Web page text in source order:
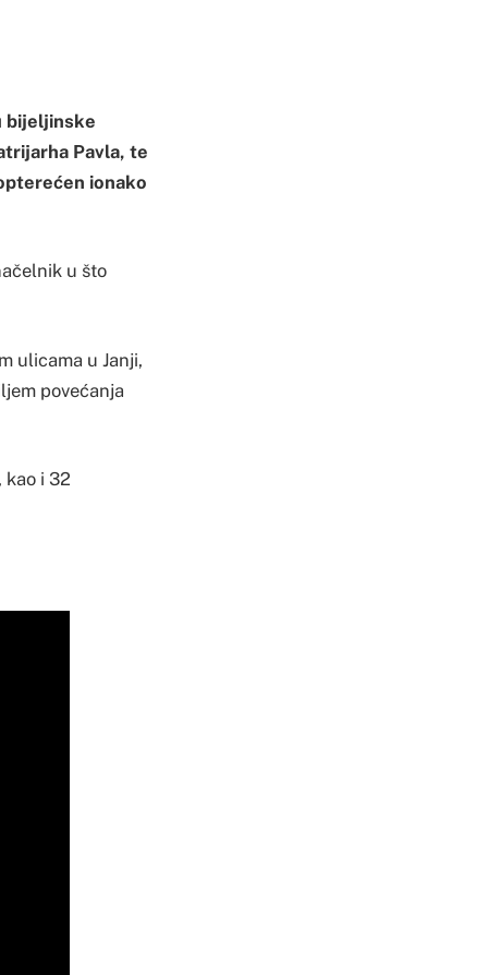
bijeljinske
Pavla, te
ionako
u što
ulicama u Janji,
povećanja
kao i 32